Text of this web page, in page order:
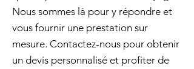
Nous sommes là pour y répondre et
vous fournir une prestation sur
mesure. Contactez-nous pour obtenir
un devis personnalisé et profiter de